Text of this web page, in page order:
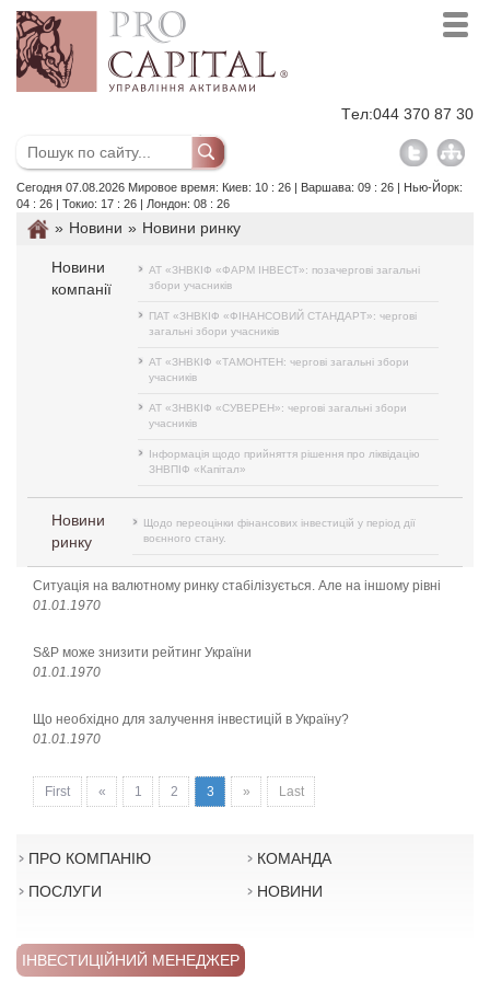
Tел:044 370 87 30
Сегодня 07.08.2026 Мировое время: Киев: 10 : 26 | Варшава: 09 : 26 | Нью-Йорк:
04 : 26 | Токио: 17 : 26 | Лондон: 08 : 26
» Новини » Новини ринку
Новини
компанії
АТ «ЗНВКІФ «ФАРМ ІНВЕСТ»: позачергові загальні
збори учасників
ПАТ «ЗНВКІФ «ФІНАНСОВИЙ СТАНДАРТ»: чергові
загальні збори учасників
АТ «ЗНВКІФ «ТАМОНТЕН: чергові загальні збори
учасників
АТ «ЗНВКІФ «СУВЕРЕН»: чергові загальні збори
учасників
Інформація щодо прийняття рішення про ліквідацію
ЗНВПІФ «Капітал»
Новини
ринку
Щодо переоцінки фінансових інвестицій у період дії
воєнного стану.
Ситуація на валютному ринку стабілізується. Але на іншому рівні
01.01.1970
S&P може знизити рейтинг України
01.01.1970
Що необхідно для залучення інвестицій в Україну?
01.01.1970
First « 1 2 3 » Last
ПРО КОМПАНІЮ
КОМАНДА
ПОСЛУГИ
ІНВЕСТИЦІЙНИЙ МЕНЕДЖЕР
НОВИНИ